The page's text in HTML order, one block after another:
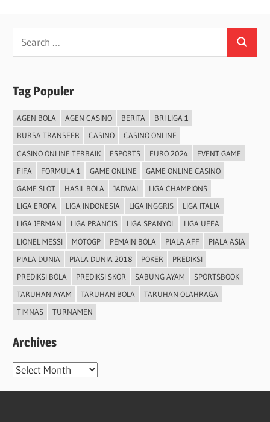
Search
for:
Search
Tag Populer
AGEN BOLA AGEN CASINO BERITA
BRI LIGA 1
BURSA TRANSFER
CASINO
CASINO ONLINE
CASINO ONLINE TERBAIK
ESPORTS EURO 2024
EVENT GAME
FIFA
FORMULA 1 GAME ONLINE
GAME ONLINE CASINO
GAME SLOT
HASIL BOLA JADWAL
LIGA CHAMPIONS
LIGA EROPA
LIGA INDONESIA LIGA INGGRIS
LIGA ITALIA
LIGA JERMAN
LIGA PRANCIS LIGA SPANYOL
LIGA UEFA
LIONEL MESSI
MOTOGP PEMAIN BOLA PIALA AFF
PIALA ASIA
PIALA DUNIA
PIALA DUNIA 2018 POKER
PREDIKSI
PREDIKSI BOLA
PREDIKSI SKOR SABUNG AYAM
SPORTSBOOK
TARUHAN AYAM
TARUHAN BOLA
TARUHAN OLAHRAGA
TIMNAS
TURNAMEN
Archives
Archives